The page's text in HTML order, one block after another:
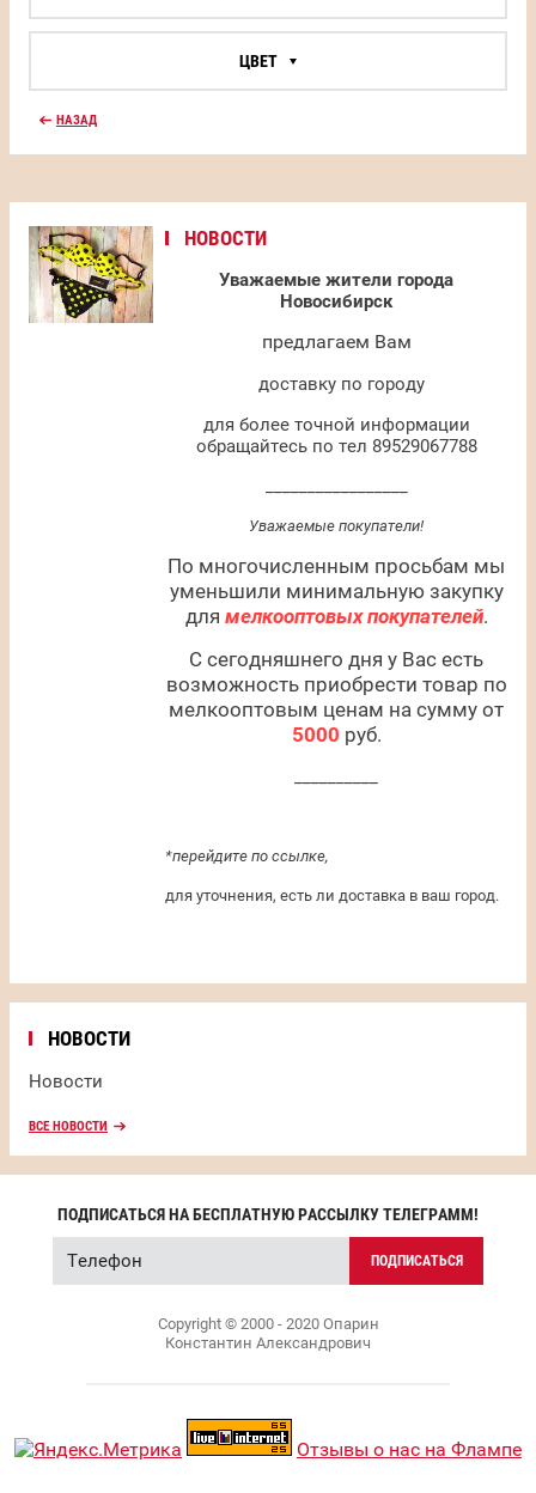
НОВОСТИ
Уважаемые жители города
Новосибирск
предлагаем Вам
доставку по городу
для более точной информации
обращайтесь по тел 89529067788
Уважаемые покупатели!
По многочисленным просьбам мы
уменьшили минимальную закупку
для мелкооптовых покупателей.
С сегодняшнего дня у Вас есть
возможность приобрести товар по
мелкооптовым ценам на сумму от
5000 руб.
*перейдите по ссылке,
для уточнения, есть ли доставка в ваш город.
НОВОСТИ
Новости
ВСЕ НОВОСТИ
ЦВЕТ
НАЗАД
ПОДПИСАТЬСЯ НА БЕСПЛАТНУЮ РАССЫЛКУ ТЕЛЕГРАММ!
ПОДПИСАТЬСЯ
Copyright © 2000 - 2020 Опарин
Константин Александрович
Отзывы о нас на Флампе